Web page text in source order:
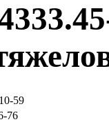
59
76